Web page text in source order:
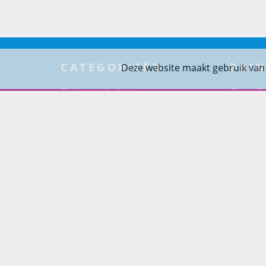
Deze website maakt gebruik
CATEGORIEËN
Tuinmeubelen
Over